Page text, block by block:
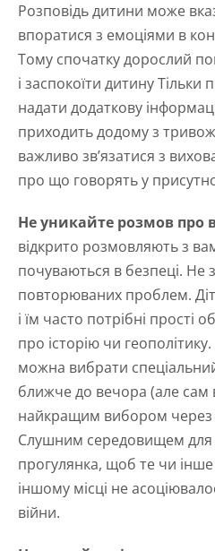
Розповідь дитини може
впоратися з емоціями в
Тому спочатку дорослий
і заспокоїти дитину Тільки
надати додаткову
приходить додому з
важливо зв’язатися з
про що говорять у
Не уникайте розмов про
відкрито розмовляють з
почуваються в безпеці. Не
повторюваних проблем.
і їм часто потрібні прості
про історію чи
можна вибрати
ближче до вечора (але сам
найкращим вибором через
Слушним середовищем для
прогулянка, щоб те чи
іншому місці не
війни.